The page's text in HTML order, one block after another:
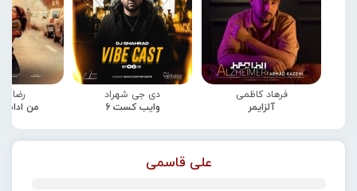
فرهاد کاظمی
آلزایمر
دی جی شهراد
وایب کست 6
رضا
من
علی قاسمی